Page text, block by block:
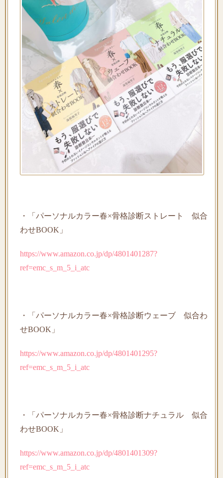
・「パーソナルカラー春×骨格診断ストレート 似合
わせBOOK」
https://www.amazon.co.jp/dp/4801401287?
ref=emc_s_m_5_i_atc
・「パーソナルカラー春×骨格診断ウェーブ 似合わ
せBOOK」
https://www.amazon.co.jp/dp/4801401295?
ref=emc_s_m_5_i_atc
・「パーソナルカラー春×骨格診断ナチュラル 似合
わせBOOK」
https://www.amazon.co.jp/dp/4801401309?
ref=emc_s_m_5_i_atc